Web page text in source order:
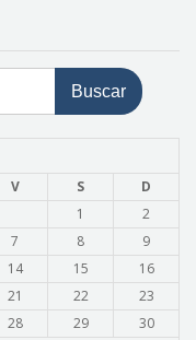
V S
D
1
2
7 8
9
14 15
16
21 22
23
28 29
30